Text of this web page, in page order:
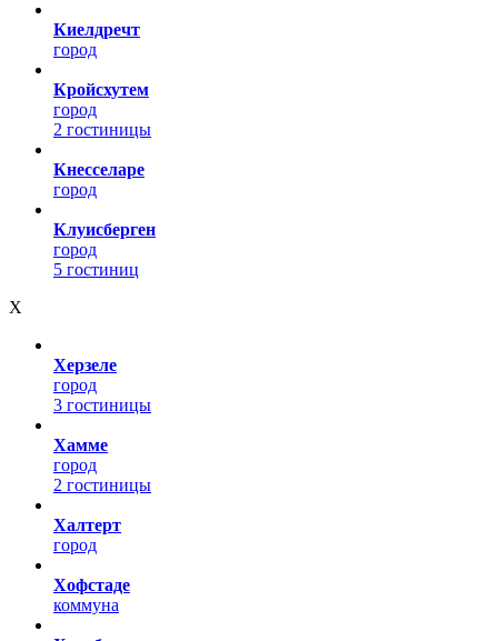
Киелдречт
город
Кройсхутем
город
2 гостиницы
Кнесселаре
город
Клуисберген
город
5 гостиниц
Х
Херзеле
город
3 гостиницы
Хамме
город
2 гостиницы
Халтерт
город
Хофcтаде
коммуна